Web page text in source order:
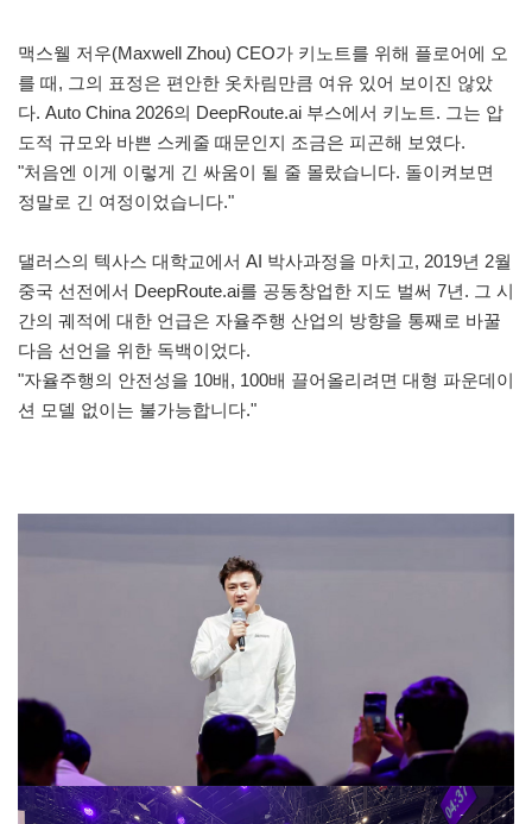
맥스웰 저우(Maxwell Zhou) CEO가 키노트를 위해 플로어에 오
를 때, 그의 표정은 편안한 옷차림만큼 여유 있어 보이진 않았
다. Auto China 2026의 DeepRoute.ai 부스에서 키노트. 그는 압
도적 규모와 바쁜 스케줄 때문인지 조금은 피곤해 보였다.
"처음엔 이게 이렇게 긴 싸움이 될 줄 몰랐습니다. 돌이켜보면
정말로 긴 여정이었습니다."
댈러스의 텍사스 대학교에서 AI 박사과정을 마치고, 2019년 2월
중국 선전에서 DeepRoute.ai를 공동창업한 지도 벌써 7년. 그 시
간의 궤적에 대한 언급은 자율주행 산업의 방향을 통째로 바꿀
다음 선언을 위한 독백이었다.
"자율주행의 안전성을 10배, 100배 끌어올리려면 대형 파운데이
션 모델 없이는 불가능합니다."